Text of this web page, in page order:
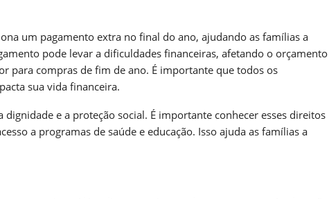
um pagamento extra no final do ano, ajudando as famílias a
pode levar a dificuldades financeiras, afetando o orçamento
para compras de fim de ano. É importante que todos os
sua vida financeira.
e a proteção social. É importante conhecer esses direitos
a programas de saúde e educação. Isso ajuda as famílias a